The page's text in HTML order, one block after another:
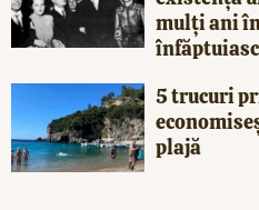
mulți ani
5 trucuri
plajă